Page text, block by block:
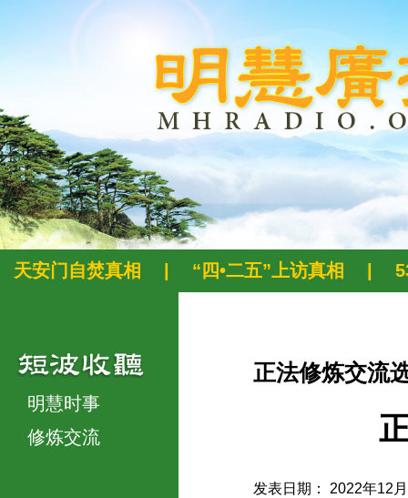
天安门自焚真相 “四•二五”上访真相
明慧时事
修炼交流
正法修炼交流
发表日期： 2022年12